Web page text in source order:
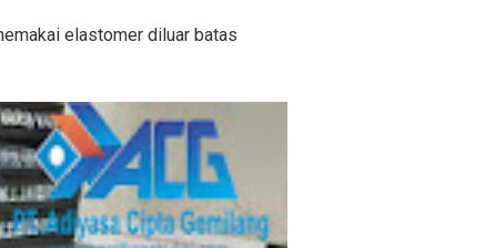
elastomer diluar batas